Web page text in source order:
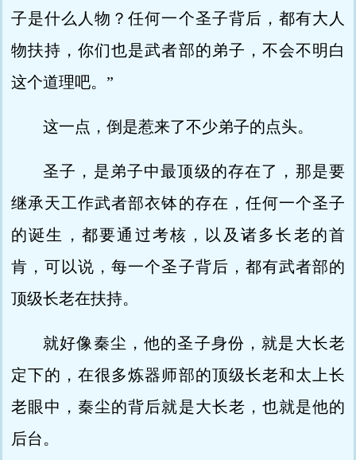
子是什么人物？任何一个圣子背后，都有大人
物扶持，你们也是武者部的弟子，不会不明白
这个道理吧。”
这一点，倒是惹来了不少弟子的点头。
圣子，是弟子中最顶级的存在了，那是要
继承天工作武者部衣钵的存在，任何一个圣子
的诞生，都要通过考核，以及诸多长老的首
肯，可以说，每一个圣子背后，都有武者部的
顶级长老在扶持。
就好像秦尘，他的圣子身份，就是大长老
定下的，在很多炼器师部的顶级长老和太上长
老眼中，秦尘的背后就是大长老，也就是他的
后台。